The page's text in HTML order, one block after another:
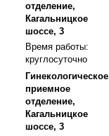
отделение,
Кагальницкое
шоссе, 3
Время работы:
круглосуточно
Гинекологическое
приемное
отделение,
Кагальницкое
шоссе, 3